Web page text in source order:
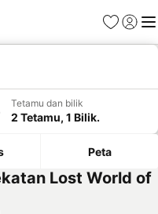
Kegemaran
Daftar
Tetamu dan bilik
2 Tetamu, 1 Bilik.
Peta
Lost World of